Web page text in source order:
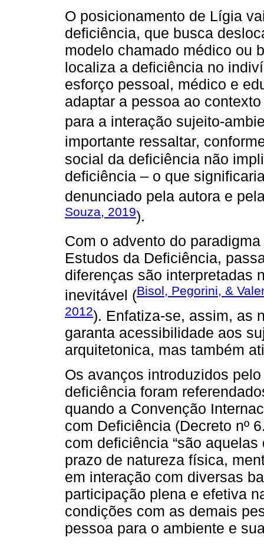
O posicionamento de Lígia
deficiência, que busca
modelo chamado médico ou
localiza a deficiência no
esforço pessoal, médico e
adaptar a pessoa ao
para a interação sujeito-
importante ressaltar,
social da deficiência não
deficiência – o que
denunciado pela autora e
Souza, 2019).
Com o advento do
Estudos da Deficiência,
diferenças são interpretadas
inevitável (Bisol, Pegorini, &
2012). Enfatiza-se, assim, as
garanta acessibilidade aos
arquitetonica, mas também
Os avanços introduzidos
deficiência foram
quando a Convenção
com Deficiência (Decreto nº
com deficiência “são
prazo de natureza física,
em interação com diversas
participação plena e efetiva
condições com as demais
pessoa para o ambiente e